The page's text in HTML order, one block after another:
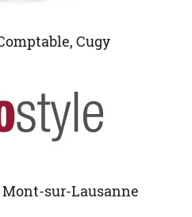
Cugy
Mont-sur-Lausanne